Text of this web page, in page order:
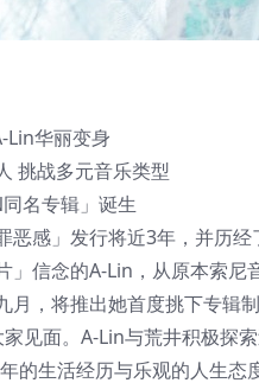
Lin华丽变身
挑战多元音乐类型
名专辑」诞生
恶感」发行将近3年，并历
」信念的A-Lin，从原本索
月，将推出她首度挑下专辑
见面。A-Lin与荒井积极探
的生活经历与乐观的人生